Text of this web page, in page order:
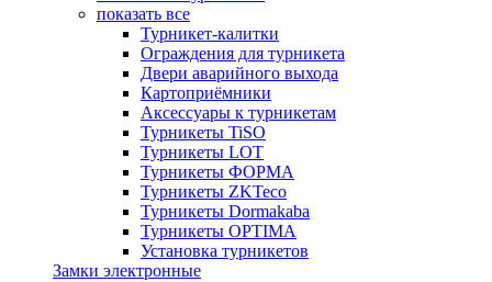
показать все
Турникет-калитки
Ограждения для турникета
Двери аварийного выхода
Картоприёмники
Аксессуары к турникетам
Турникеты TiSO
Турникеты LOT
Турникеты ФОРМА
Турникеты ZKTeco
Турникеты Dormakaba
Турникеты OPTIMA
Установка турникетов
Замки электронные